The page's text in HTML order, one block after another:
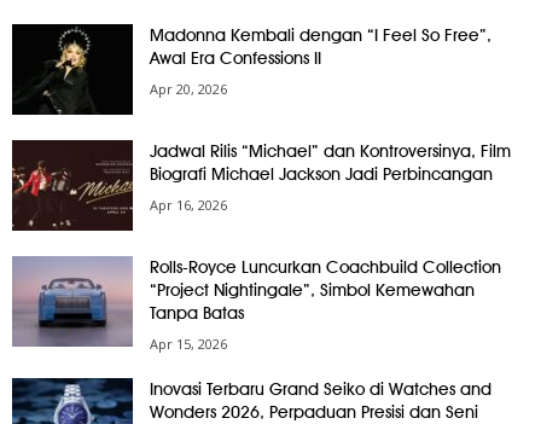
Madonna Kembali dengan “I Feel So Free”,
Awal Era Confessions II
Apr 20, 2026
Jadwal Rilis “Michael” dan Kontroversinya, Film
Biografi Michael Jackson Jadi Perbincangan
Apr 16, 2026
Rolls-Royce Luncurkan Coachbuild Collection
“Project Nightingale”, Simbol Kemewahan
Tanpa Batas
Apr 15, 2026
Inovasi Terbaru Grand Seiko di Watches and
Wonders 2026, Perpaduan Presisi dan Seni